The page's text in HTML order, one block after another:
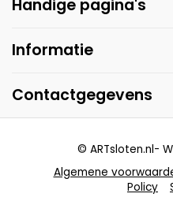
Handige pagina's
Informatie
Contactgegevens
Algemene
Policy
© ARTsloten.nl-